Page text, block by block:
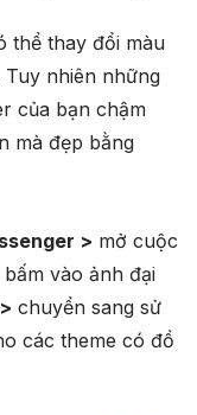
thể thay đổi màu
nhiên những
của bạn chậm
mà đẹp bằng
> mở cuộc
bấm vào ảnh đại
> chuyển sang sử
các theme có đồ